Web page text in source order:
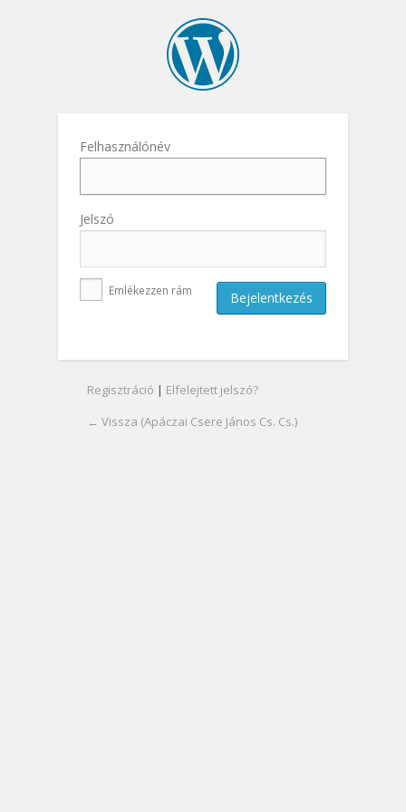
Felhasználónév
Jelszó
Emlékezzen rám
Regisztráció | Elfelejtett jelszó?
← Vissza (Apáczai Csere János Cs. Cs.)